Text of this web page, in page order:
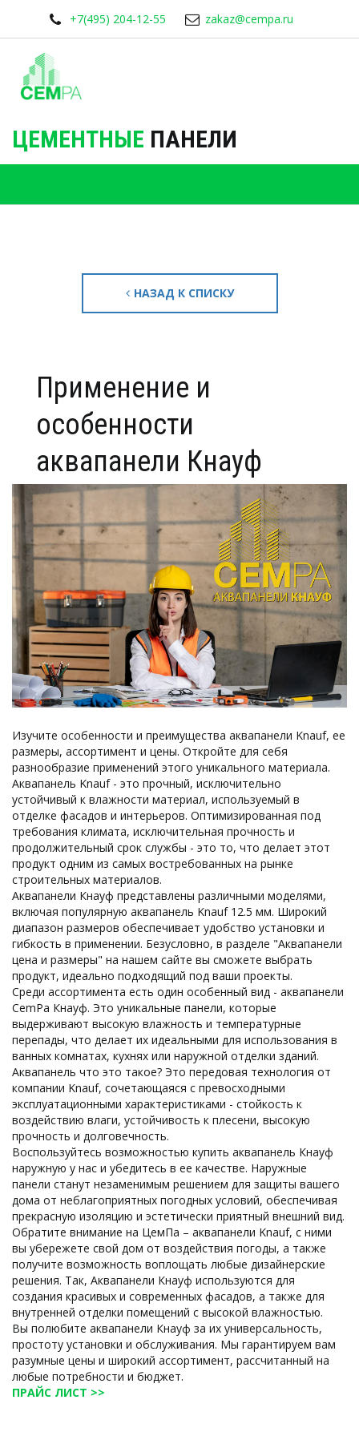
+7(495) 204-12-55 zakaz@cempa.ru
ЦЕМЕНТНЫЕ ПАНЕЛИ
НАЗАД К СПИСКУ
Применение и
особенности
аквапанели Кнауф
Изучите особенности и преимущества аквапанели Knauf, ее
размеры, ассортимент и цены. Откройте для себя
разнообразие применений этого уникального материала.
Аквапанель Knauf - это прочный, исключительно
устойчивый к влажности материал, используемый в
отделке фасадов и интерьеров. Оптимизированная под
требования климата, исключительная прочность и
продолжительный срок службы - это то, что делает этот
продукт одним из самых востребованных на рынке
строительных материалов.
Аквапанели Кнауф представлены различными моделями,
включая популярную аквапанель Knauf 12.5 мм. Широкий
диапазон размеров обеспечивает удобство установки и
гибкость в применении. Безусловно, в разделе "Аквапанели
цена и размеры" на нашем сайте вы сможете выбрать
продукт, идеально подходящий под ваши проекты.
Среди ассортимента есть один особенный вид - аквапанели
CemPa Кнауф. Это уникальные панели, которые
выдерживают высокую влажность и температурные
перепады, что делает их идеальными для использования в
ванных комнатах, кухнях или наружной отделки зданий.
Аквапанель что это такое? Это передовая технология от
компании Knauf, сочетающаяся с превосходными
эксплуатационными характеристиками - стойкость к
воздействию влаги, устойчивость к плесени, высокую
прочность и долговечность.
Воспользуйтесь возможностью купить аквапанель Кнауф
наружную у нас и убедитесь в ее качестве. Наружные
панели станут незаменимым решением для защиты вашего
дома от неблагоприятных погодных условий, обеспечивая
прекрасную изоляцию и эстетически приятный внешний вид.
Обратите внимание на ЦемПа – аквапанели Knauf, с ними
вы убережете свой дом от воздействия погоды, а также
получите возможность воплощать любые дизайнерские
решения. Так, Аквапанели Кнауф используются для
создания красивых и современных фасадов, а также для
внутренней отделки помещений с высокой влажностью.
Вы полюбите аквапанели Кнауф за их универсальность,
простоту установки и обслуживания. Мы гарантируем вам
разумные цены и широкий ассортимент, рассчитанный на
любые потребности и бюджет.
ПРАЙС ЛИСТ >>